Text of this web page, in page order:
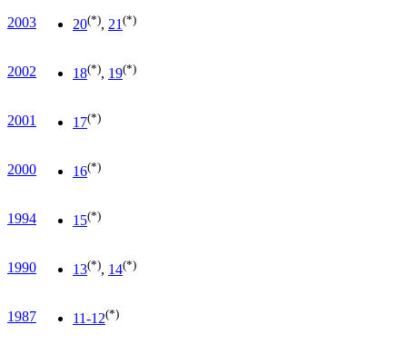
2003 20(*), 21 (*)
2002 18(*), 19(*)
2001 17(*)
2000 16(*)
1994 15(*)
1990 13(*), 14(*)
1987 11-12(*)